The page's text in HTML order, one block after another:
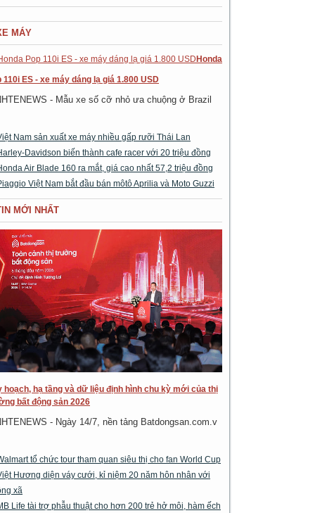
MÁY
Honda
110i ES - xe máy dáng lạ giá 1.800 USD
- Mẫu xe số cỡ nhỏ ưa chuộng ở Brazil
Nam sản xuất xe máy nhiều gấp rưỡi Thái Lan
Davidson biến thành cafe racer với 20 triệu đồng
Air Blade 160 ra mắt, giá cao nhất 57,2 triệu đồng
Việt Nam bắt đầu bán môtô Aprilia và Moto Guzzi
MỚI NHẤT
hoạch, hạ tầng và dữ liệu định hình chu kỳ mới của thị
bất động sản 2026
- Ngày 14/7, nền tảng Batdongsan.com.v
tổ chức tour tham quan siêu thị cho fan World Cup
Hương diện váy cưới, kỉ niệm 20 năm hôn nhân với
xã
Life tài trợ phẫu thuật cho hơn 200 trẻ hở môi, hàm ếch